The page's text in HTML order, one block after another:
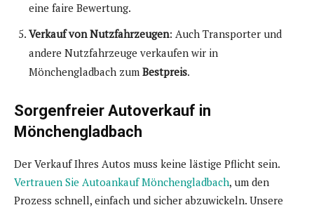
eine faire Bewertung.
Verkauf von Nutzfahrzeugen: Auch Transporter und
andere Nutzfahrzeuge verkaufen wir in
Mönchengladbach zum Bestpreis.
Sorgenfreier Autoverkauf in
Mönchengladbach
Der Verkauf Ihres Autos muss keine lästige Pflicht sein.
Vertrauen Sie Autoankauf Mönchengladbach, um den
Prozess schnell, einfach und sicher abzuwickeln. Unsere